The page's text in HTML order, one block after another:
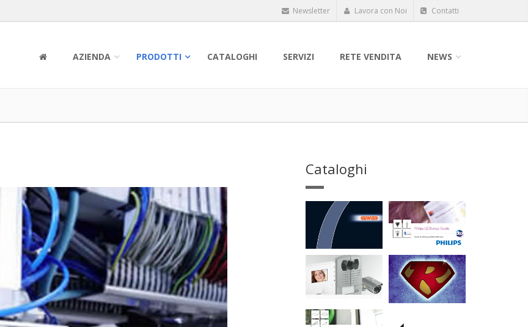
Newsletter Lavora con Noi Contatti
AZIENDA PRODOTTI CATALOGHI SERVIZI RETE VENDITA NEWS
Cataloghi